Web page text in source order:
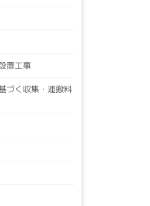
置工事
づく収集・運搬料